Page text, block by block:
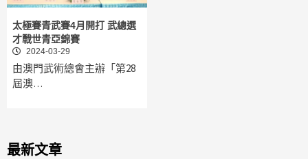
太極賽青武賽4月開打 武總選
才戰世青亞錦賽
2024-03-29
由澳門武術總會主辦「第28
屆澳…
最新文章